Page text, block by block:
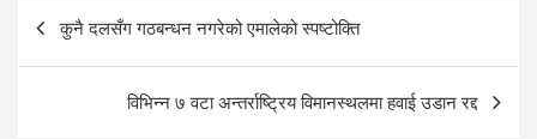
navigation
कुनै दलसँग गठबन्धन नगरेको एमालेको स्पष्टोक्ति
विभिन्न ७ वटा अन्तर्राष्ट्रिय विमानस्थलमा हवाई उडान रद्द